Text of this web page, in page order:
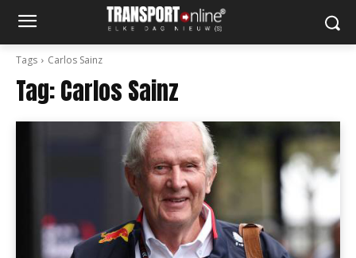
Tags Carlos Sainz
Tag:Carlos Sainz